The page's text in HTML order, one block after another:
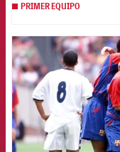
PRIMER EQUIPO